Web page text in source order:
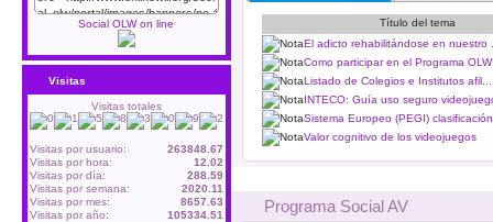
Social OLW on line
Visitas
Visitas totales
Visitas por usuario:
263848.67
Visitas por hora:
12.02
Visitas por día:
288.59
Visitas por semana:
2020.11
Visitas por mes:
8657.63
Visitas por año:
105334.51
Título del tema
El adicto rehabilitándose en nuestro
Como participar en el Programa
Listado de Colegios e Institutos afil...
INTECO: Guía uso seguro
Sistema Europeo (PEGI)
Valor cognitivo de los videojuegos
Programa Social AV